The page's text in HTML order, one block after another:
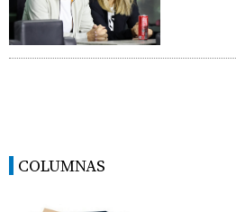
COLUMNAS